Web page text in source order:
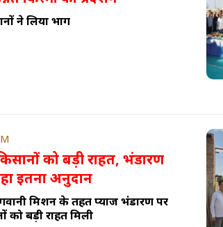
ने लिया भाग
को बड़ी राहत, भंडारण
इतना अनुदान
मिशन के तहत प्याज भंडारण पर
को बड़ी राहत मिली